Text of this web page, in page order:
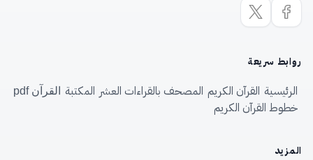
روابط سريعة
الرئيسية القرآن الكريم المصحف بالقراءات العشر المكتبة القرآن pdf
خطوط القرآن الكريم
المزيد